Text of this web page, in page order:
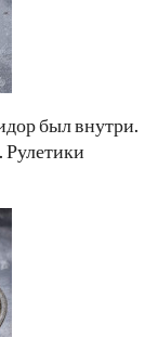
был внутри.
Рулетики